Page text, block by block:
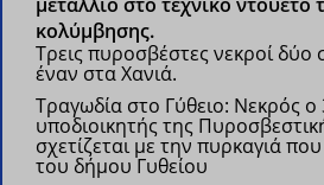
κολύμβησης.
Τρεις πυροσβέστες νεκροί δύο
έναν στα Χανιά.
Τραγωδία στο Γύθειο: Νεκρός
υποδιοικητής της
σχετίζεται με την πυρκαγιά
του δήμου Γυθείου